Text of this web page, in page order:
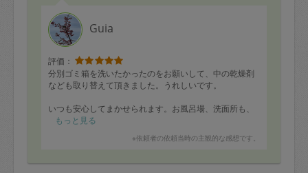
Guia
評価：
分別ゴミ箱を洗いたかったのをお願いして、中の乾燥剤
なども取り替えて頂きました。うれしいです。
いつも安心してまかせられます。お風呂場、洗面所も、
鏡や天井もスッキリします。ありがとうございます
もっと見る
※依頼者の依頼当時の主観的な感想です。